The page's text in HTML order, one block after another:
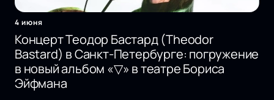
4 июня
Концерт Теодор Бастард (Theodor
Bastard) в Санкт-Петербурге: погружение
в новый альбом «▽» в театре Бориса
Эйфмана